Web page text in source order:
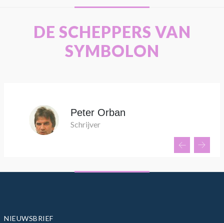
DE SCHEPPERS VAN
SYMBOLON
Peter Orban
Schrijver
NIEUWSBRIEF